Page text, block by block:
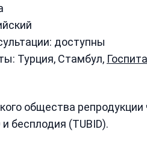
доступны
Турция, Стамбул,
общества репродукции
бесплодия (TUBID).